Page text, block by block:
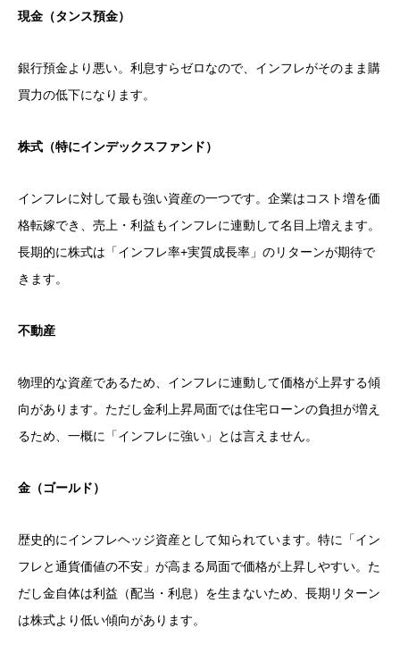
現金（タンス預金）
銀行預金より悪い。利息すらゼロなので、インフレがそのまま購
買力の低下になります。
株式（特にインデックスファンド）
インフレに対して最も強い資産の一つです。企業はコスト増を価
格転嫁でき、売上・利益もインフレに連動して名目上増えます。
長期的に株式は「インフレ率+実質成長率」のリターンが期待で
きます。
不動産
物理的な資産であるため、インフレに連動して価格が上昇する傾
向があります。ただし金利上昇局面では住宅ローンの負担が増え
るため、一概に「インフレに強い」とは言えません。
金（ゴールド）
歴史的にインフレヘッジ資産として知られています。特に「イン
フレと通貨価値の不安」が高まる局面で価格が上昇しやすい。た
だし金自体は利益（配当・利息）を生まないため、長期リターン
は株式より低い傾向があります。